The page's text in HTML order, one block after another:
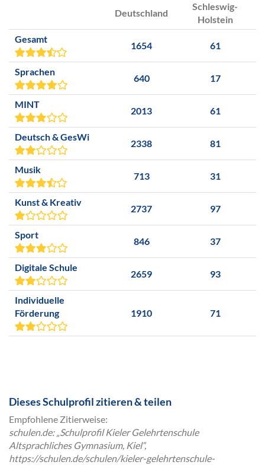
Deutschland
Schleswig-
Holstein
Gesamt
1654 61
Sprachen
640 17
MINT
2013 61
Deutsch & GesWi
2338 81
Musik
713 31
Kunst & Kreativ
2737 97
Sport
846 37
Digitale Schule
2659 93
Individuelle
Förderung
1910 71
Dieses Schulprofil zitieren & teilen
Empfohlene Zitierweise:
schulen.de: „Schulprofil Kieler Gelehrtenschule
Altsprachliches Gymnasium, Kiel“,
https://schulen.de/schulen/kieler-gelehrtenschule-